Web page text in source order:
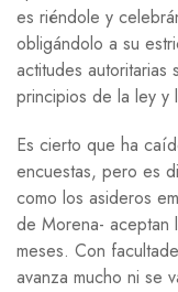
es riéndole y
obligándolo a su
actitudes autoritarias
principios de la ley y
Es cierto que ha
encuestas, pero es
como los asideros
de Morena- aceptan
meses. Con
avanza mucho ni se